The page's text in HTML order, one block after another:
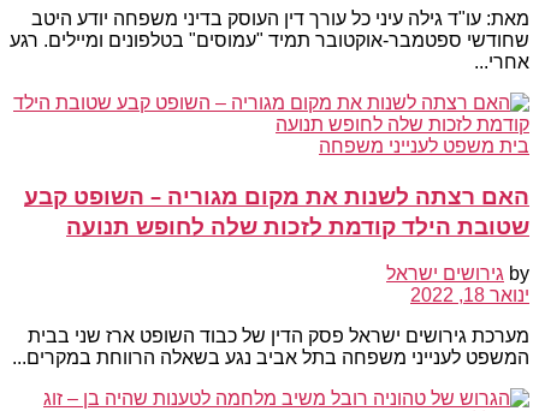
מאת: עו"ד גילה עיני כל עורך דין העוסק בדיני משפחה יודע היטב
שחודשי ספטמבר-אוקטובר תמיד "עמוסים" בטלפונים ומיילים. רגע
אחרי...
בית משפט לענייני משפחה
האם רצתה לשנות את מקום מגוריה – השופט קבע
שטובת הילד קודמת לזכות שלה לחופש תנועה
by גירושים ישראל
ינואר 18, 2022
מערכת גירושים ישראל פסק הדין של כבוד השופט ארז שני בבית
המשפט לענייני משפחה בתל אביב נגע בשאלה הרווחת במקרים...